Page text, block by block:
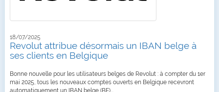
18/07/2025
Revolut attribue désormais un IBAN belge à
ses clients en Belgique
Bonne nouvelle pour les utilisateurs belges de Revolut : à compter du 1er
mai 2025, tous les nouveaux comptes ouverts en Belgique recevront
automatiquement un IBAN belge (BE)...